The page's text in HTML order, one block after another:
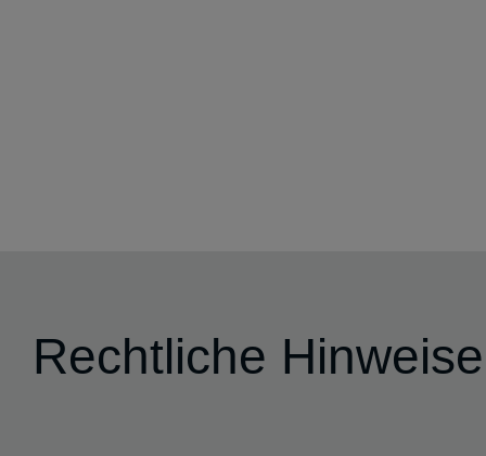
Rechtliche Hinweise